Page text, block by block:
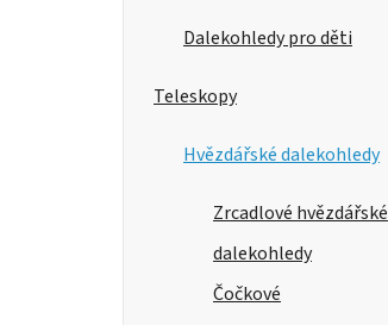
Dalekohledy pro děti
Teleskopy
Hvězdářské dalekohledy
Zrcadlové hvězdářské
dalekohledy
Čočkové